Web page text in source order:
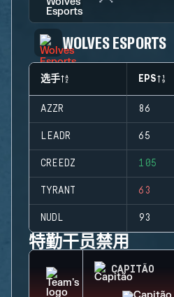
WOLVES ESPORTS
选手 EPS
AZZR 86
LEADR 65
CREEDZ 105
TYRANT 63
NUDL 93
特勤干员禁用
CAPITÃO